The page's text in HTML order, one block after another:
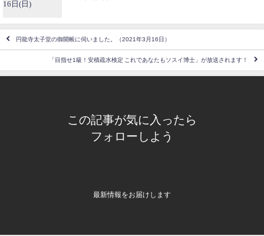
円龍寺太子堂の御開帳に伺いました。（2021年3月16日）
「目指せ1級！安積疏水検定 これであなたもソスイ博士」が放送されます！
この記事が気に入ったら
フォローしよう
最新情報をお届けします